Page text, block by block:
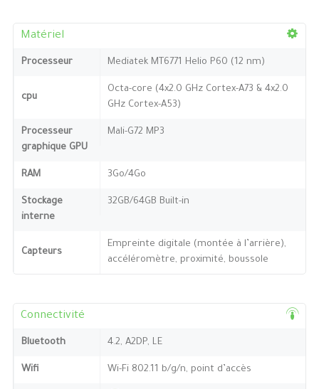
Matériel
Processeur Mediatek MT6771 Helio P60 (12 nm)
cpu
Octa-core (4x2.0 GHz Cortex-A73 & 4x2.0
GHz Cortex-A53)
Processeur
graphique GPU
Mali-G72 MP3
RAM 3Go/4Go
Stockage
interne
32GB/64GB Built-in
Capteurs
Empreinte digitale (montée à l’arrière),
accéléromètre, proximité, boussole
Connectivité
Bluetooth 4.2, A2DP, LE
Wifi Wi-Fi 802.11 b/g/n, point d’accès